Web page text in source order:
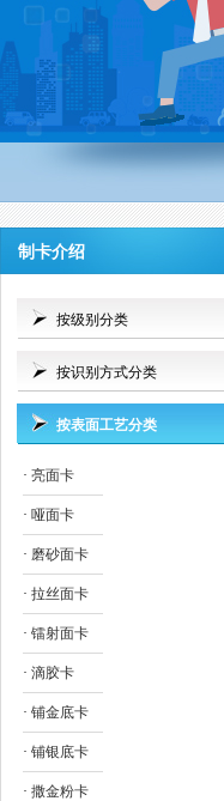
制卡介绍
按级别分类
按识别方式分类
按表面工艺分类
· 亮面卡
· 哑面卡
· 磨砂面卡
· 拉丝面卡
· 镭射面卡
· 滴胶卡
· 铺金底卡
· 铺银底卡
· 撒金粉卡